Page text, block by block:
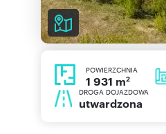
POWIERZCHNIA
1 931 m2
DROGA DOJAZDOWA
utwardzona